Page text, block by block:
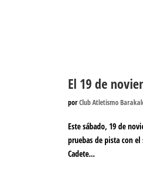
El 19 de
porClub Atletismo
Este sábado, 19 de
pruebas de pista con
Cadete...